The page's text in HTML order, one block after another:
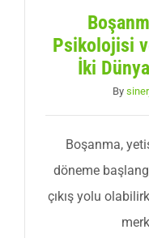
Psikolojisi
İki
By
Boşanma,
döneme
çıkış yolu